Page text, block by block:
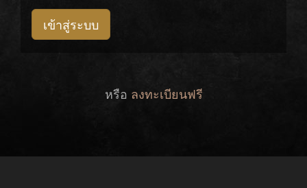
เข้าสู่ระบบ
หรือ ลงทะเบียนฟรี